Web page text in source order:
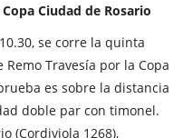
Ciudad de Rosario
se corre la quinta
Travesía por la Copa
es sobre la distancia
doble par con timonel.
(Cordiviola 1268),